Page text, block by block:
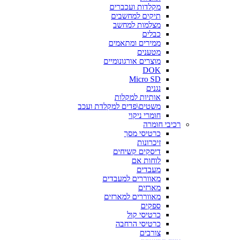
מקלדות ועכברים
תיקים למחשבים
מצלמות למחשב
כבלים
ממירים ומתאמים
מטענים
מוצרים אורגונומיים
DOK
Micro SD
נגנים
אותיות למקלות
משטים\פדים למקלדת ועכב
חומרי ניקוי
רכיבי חומרה
כרטיסי מסך
זיכרונות
דיסקים קשיחים
לוחות אם
מעבדים
מאווררים למעבדים
מארזים
מאווררים למארזים
ספקים
כרטיסי קול
כרטיסי הרחבה
צורבים